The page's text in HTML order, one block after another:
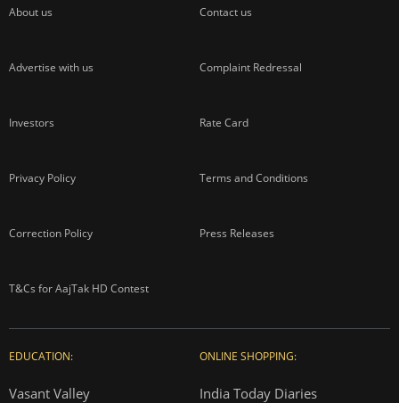
About us Contact us
Advertise with us Complaint Redressal
Investors Rate Card
Privacy Policy Terms and Conditions
Correction Policy Press Releases
T&Cs for AajTak HD Contest
EDUCATION:
Vasant Valley
ONLINE SHOPPING:
India Today Diaries